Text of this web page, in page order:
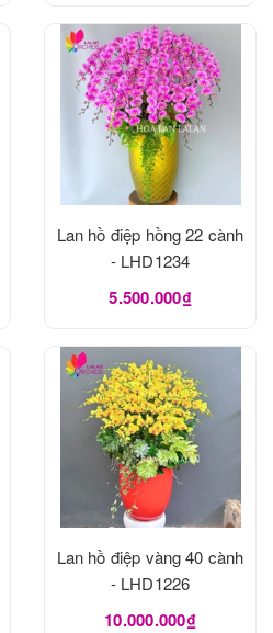
Lan hồ điệp hồng 22 cành
- LHD1234
5.500.000₫
Lan hồ điệp vàng 40 cành
- LHD1226
10.000.000₫